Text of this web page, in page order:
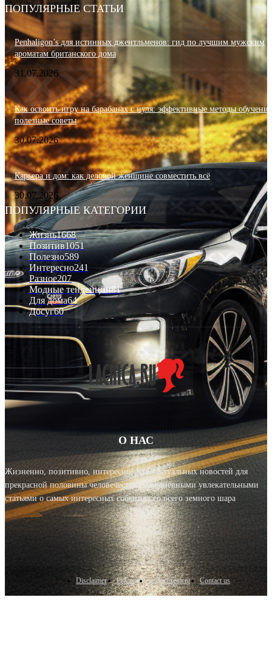
ПОПУЛЯРНЫЕ СТАТЬИ
Penhaligon’s для истинных джентльменов: гид по лучшим мужским
ароматам британского дома
31.07.2026
Как освоить игру на барабанах с нуля: эффективные методы
полезные советы
30.07.2026
Карьера и дом: как деловой женщине совместить всё
30.07.2026
ПОПУЛЯРНЫЕ КАТЕГОРИИ
Жизнь1668
Позитив1051
Полезно589
Интересно241
Разное207
Модные тенденции81
Для дома64
Досуг60
О НАС
Жизненно, позитивно, интересно! Блог актуальных новостей для
прекрасной половины человечества с ежедневными увлекательными
статьями о самых интересных событиях со всего земного шара
Disclaimer Privacy Advertisement Contact us